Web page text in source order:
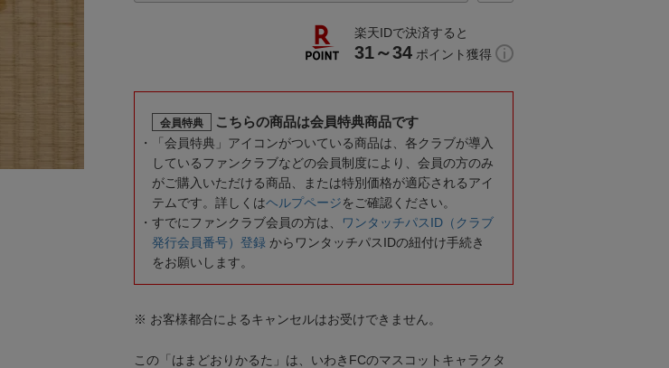
楽天IDで決済すると
31～34 ポイント獲得
会員特典 こちらの商品は会員特典商品です
「会員特典」アイコンがついている商品は、各クラブが導入
しているファンクラブなどの会員制度により、会員の方のみ
がご購入いただける商品、または特別価格が適応されるアイ
テムです。詳しくはヘルプページをご確認ください。
すでにファンクラブ会員の方は、
ワンタッチパスID（クラブ
発行会員番号）登録 からワンタッチパスIDの紐付け手続き
をお願いします。
※ お客様都合によるキャンセルはお受けできません。
この「はまどおりかるた」は、いわきFCのマスコットキャラクタ